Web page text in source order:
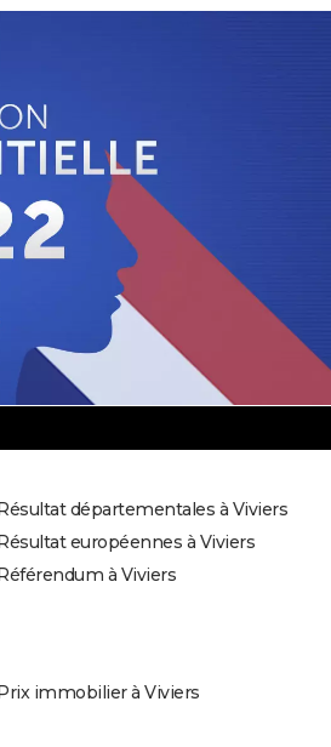
départementales à Viviers
européennes à Viviers
à Viviers
immobilier à Viviers